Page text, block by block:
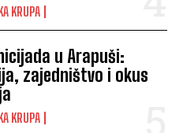
KRUPA
u Arapuši:
zajedništvo i okus
KRUPA